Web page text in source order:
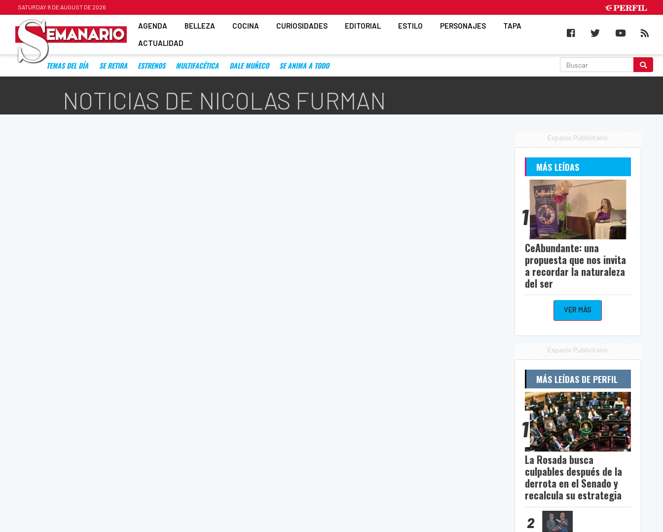
SATURDAY 8 DE AUGUST DE 2026
AGENDA BELLEZA COCINA CURIOSIDADES EDITORIAL ESTILO PERSONAJES
TAPA
ACTUALIDAD
TEMAS DEL DÍA SE RETIRA ESTRENOS MULTIFACÉTICA DALE MUÑECO SE ANIMA A TODO
NOTICIAS DE NICOLAS FURMAN
Espacio Publicitario
MÁS LEÍDAS
1
CeAbundante: una
propuesta que nos invita
a recordar la naturaleza
del ser
VER MÁS
Espacio Publicitario
MÁS LEÍDAS DE PERFIL
1
La Rosada busca
culpables después de la
derrota en el Senado y
recalcula su estrategia
2